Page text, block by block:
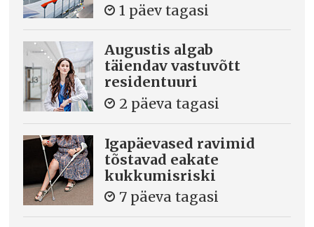
1 päev tagasi
Augustis algab
täiendav vastuvõtt
residentuuri
2 päeva tagasi
Igapäevased ravimid
tõstavad eakate
kukkumisriski
7 päeva tagasi